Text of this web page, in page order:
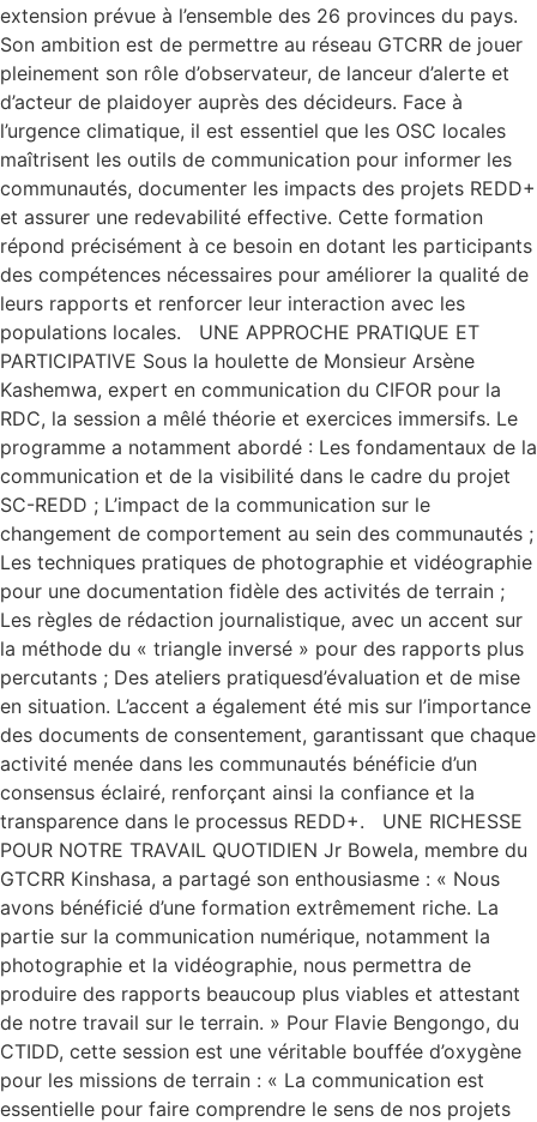
extension prévue à l’ensemble des 26 provinces du pays.
Son ambition est de permettre au réseau GTCRR de jouer
pleinement son rôle d’observateur, de lanceur d’alerte et
d’acteur de plaidoyer auprès des décideurs. Face à
l’urgence climatique, il est essentiel que les OSC locales
maîtrisent les outils de communication pour informer les
communautés, documenter les impacts des projets REDD+
et assurer une redevabilité effective. Cette formation
répond précisément à ce besoin en dotant les participants
des compétences nécessaires pour améliorer la qualité de
leurs rapports et renforcer leur interaction avec les
populations locales. UNE APPROCHE PRATIQUE ET
PARTICIPATIVE Sous la houlette de Monsieur Arsène
Kashemwa, expert en communication du CIFOR pour la
RDC, la session a mêlé théorie et exercices immersifs. Le
programme a notamment abordé : Les fondamentaux de la
communication et de la visibilité dans le cadre du projet
SC-REDD ; L’impact de la communication sur le
changement de comportement au sein des communautés ;
Les techniques pratiques de photographie et vidéographie
pour une documentation fidèle des activités de terrain ;
Les règles de rédaction journalistique, avec un accent sur
la méthode du « triangle inversé » pour des rapports plus
percutants ; Des ateliers pratiquesd’évaluation et de mise
en situation. L’accent a également été mis sur l’importance
des documents de consentement, garantissant que chaque
activité menée dans les communautés bénéficie d’un
consensus éclairé, renforçant ainsi la confiance et la
transparence dans le processus REDD+. UNE RICHESSE
POUR NOTRE TRAVAIL QUOTIDIEN Jr Bowela, membre du
GTCRR Kinshasa, a partagé son enthousiasme : « Nous
avons bénéficié d’une formation extrêmement riche. La
partie sur la communication numérique, notamment la
photographie et la vidéographie, nous permettra de
produire des rapports beaucoup plus viables et attestant
de notre travail sur le terrain. » Pour Flavie Bengongo, du
CTIDD, cette session est une véritable bouffée d’oxygène
pour les missions de terrain : « La communication est
essentielle pour faire comprendre le sens de nos projets